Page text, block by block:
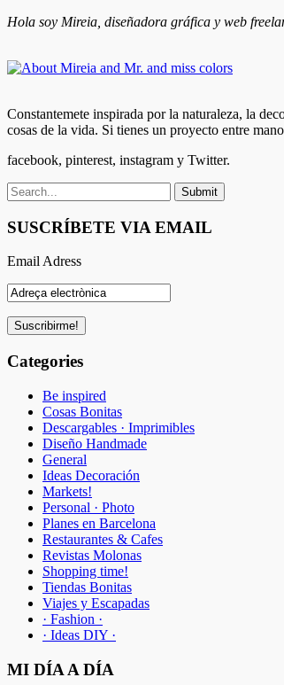
Hola soy Mireia, diseñadora gráfica y web
Constantemete inspirada por la naturaleza, la
cosas de la vida. Si tienes un proyecto entre
facebook, pinterest, instagram y Twitter.
SUSCRÍBETE VIA EMAIL
Email Adress
Categories
Be inspired
Cosas Bonitas
Descargables · Imprimibles
Diseño Handmade
General
Ideas Decoración
Markets!
Personal · Photo
Planes en Barcelona
Restaurantes & Cafes
Revistas Molonas
Shopping time!
Tiendas Bonitas
Viajes y Escapadas
· Fashion ·
· Ideas DIY ·
MI DÍA A DÍA